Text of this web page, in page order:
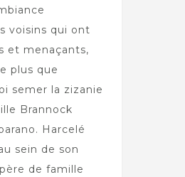
voisins qui ont
et menaçants,
plus que
semer la zizanie
Brannock
Harcelé
sein de son
de famille